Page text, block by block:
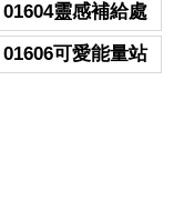
01604靈感補給處
01606可愛能量站